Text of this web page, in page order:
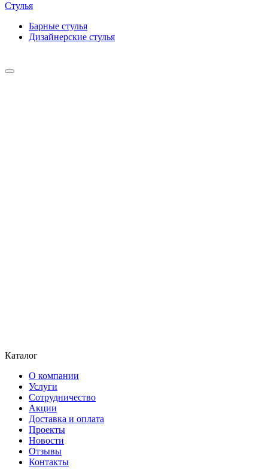
Стулья
Барные cтулья
Дизайнерские cтулья
Каталог
О компании
Услуги
Сотрудничество
Акции
Доставка и оплата
Проекты
Новости
Отзывы
Контакты